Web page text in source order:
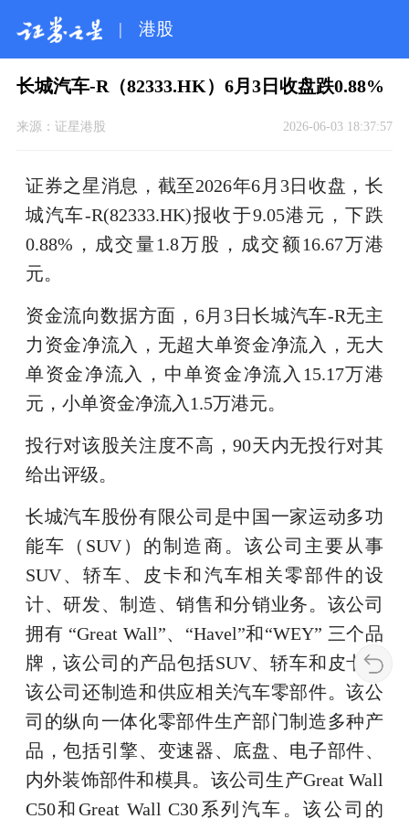
| 港股
长城汽车-R（82333.HK）6月3日收盘跌0.88%
来源： 证星港股 2026-06-03 18:37:57
证券之星消息，截至2026年6月3日收盘，长
城汽车-R(82333.HK)报收于9.05港元，下跌
0.88%，成交量1.8万股，成交额16.67万港
元。
资金流向数据方面，6月3日长城汽车-R无主
力资金净流入，无超大单资金净流入，无大
单资金净流入，中单资金净流入15.17万港
元，小单资金净流入1.5万港元。
投行对该股关注度不高，90天内无投行对其
给出评级。
长城汽车股份有限公司是中国一家运动多功
能车（SUV）的制造商。该公司主要从事
SUV、轿车、皮卡和汽车相关零部件的设
计、研发、制造、销售和分销业务。该公司
拥有 “Great Wall”、“Havel”和“WEY” 三个品
牌，该公司的产品包括SUV、轿车和皮卡。
该公司还制造和供应相关汽车零部件。该公
司的纵向一体化零部件生产部门制造多种产
品，包括引擎、变速器、底盘、电子部件、
内外装饰部件和模具。该公司生产Great Wall
C50和Great Wall C30系列汽车。该公司的